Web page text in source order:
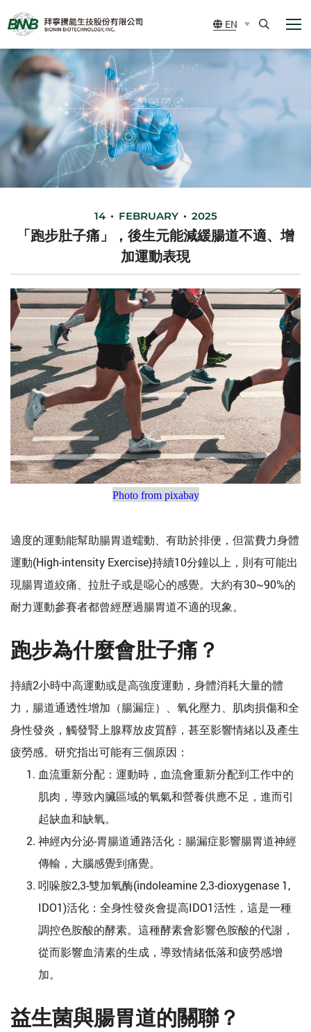
BIONIN
BIOTECHNOLOGY,
INC.
EN
Search
展
14 FEBRUARY 2025
「跑步肚子痛」，後生元能減緩腸道不適、增
加運動表現
Photo from pixabay
適度的運動能幫助腸胃道蠕動、有助於排便，但當費力身體
運動(High-intensity Exercise)持續10分鐘以上，則有可能出
現腸胃道絞痛、拉肚子或是噁心的感覺。大約有30~90%的
耐力運動參賽者都曾經歷過腸胃道不適的現象。
跑步為什麼會肚子痛？
持續2小時中高運動或是高強度運動，身體消耗大量的體
力，腸道通透性增加（腸漏症）、氧化壓力、肌肉損傷和全
身性發炎，觸發腎上腺釋放皮質醇，甚至影響情緒以及產生
疲勞感。研究指出可能有三個原因：
血流重新分配：運動時，血流會重新分配到工作中的
肌肉，導致內臟區域的氧氣和營養供應不足，進而引
起缺血和缺氧。
神經內分泌-胃腸道通路活化：腸漏症影響腸胃道神經
傳輸，大腦感覺到痛覺。
吲哚胺2,3-雙加氧酶(indoleamine 2,3-dioxygenase 1,
IDO1)活化：全身性發炎會提高IDO1活性，這是一種
調控色胺酸的酵素。這種酵素會影響色胺酸的代謝，
從而影響血清素的生成，導致情緒低落和疲勞感增
加。
益生菌與腸胃道的關聯？